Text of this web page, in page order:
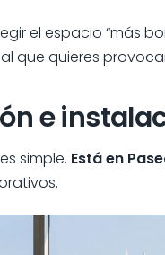
el espacio “más
que quieres
e
simple. Está en